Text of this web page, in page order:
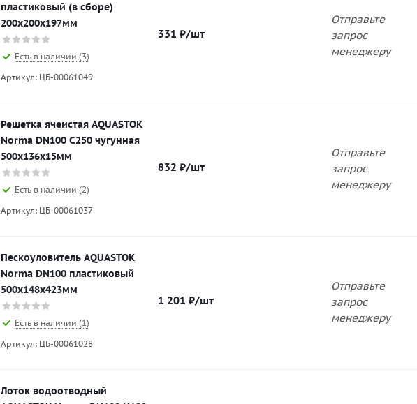
пластиковый (в сборе)
200х200х197мм
Есть в наличии (3)
Артикул: ЦБ-00061049
331 ₽/шт
Отправьте
запрос
менеджеру
Решетка ячеистая AQUASTOK
Norma DN100 С250 чугунная
500х136х15мм
Есть в наличии (2)
Артикул: ЦБ-00061037
832 ₽/шт
Отправьте
запрос
менеджеру
Пескоуловитель AQUASTOK
Norma DN100 пластиковый
500х148х423мм
Есть в наличии (1)
Артикул: ЦБ-00061028
1 201 ₽/шт
Отправьте
запрос
менеджеру
Лоток водоотводный